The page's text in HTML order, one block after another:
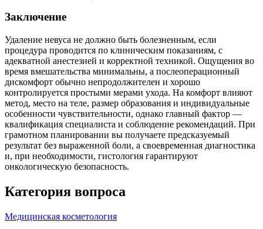
Заключение
Удаление невуса не должно быть болезненным, если
процедура проводится по клиническим показаниям, с
адекватной анестезией и корректной техникой. Ощущения во
время вмешательства минимальны, а послеоперационный
дискомфорт обычно непродолжителен и хорошо
контролируется простыми мерами ухода. На комфорт влияют
метод, место на теле, размер образования и индивидуальные
особенности чувствительности, однако главный фактор —
квалификация специалиста и соблюдение рекомендаций. При
грамотном планировании вы получаете предсказуемый
результат без выраженной боли, а своевременная диагностика
и, при необходимости, гистология гарантируют
онкологическую безопасность.
Категория вопроса
Медицинская косметология